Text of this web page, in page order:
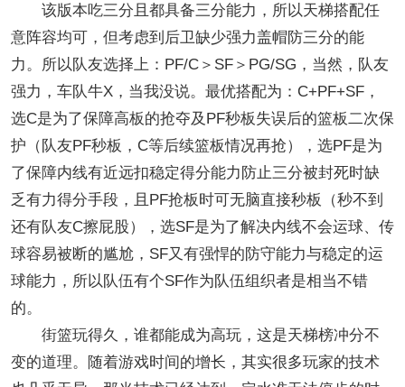
该版本吃三分且都具备三分能力，所以天梯搭配任
意阵容均可，但考虑到后卫缺少强力盖帽防三分的能
力。所以队友选择上：PF/C＞SF＞PG/SG，当然，队友
强力，车队牛X，当我没说。最优搭配为：C+PF+SF，
选C是为了保障高板的抢夺及PF秒板失误后的篮板二次保
护（队友PF秒板，C等后续篮板情况再抢），选PF是为
了保障内线有近远扣稳定得分能力防止三分被封死时缺
乏有力得分手段，且PF抢板时可无脑直接秒板（秒不到
还有队友C擦屁股），选SF是为了解决内线不会运球、传
球容易被断的尴尬，SF又有强悍的防守能力与稳定的运
球能力，所以队伍有个SF作为队伍组织者是相当不错
的。
街篮玩得久，谁都能成为高玩，这是天梯榜冲分不
变的道理。随着游戏时间的增长，其实很多玩家的技术